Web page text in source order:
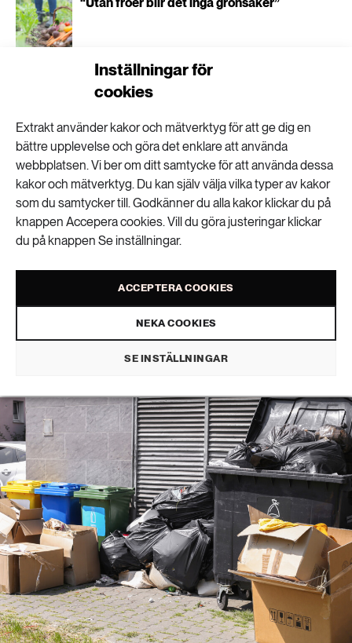
Inställningar för
cookies
Extrakt använder kakor och mätverktyg för att ge dig en
bättre upplevelse och göra det enklare att använda
webbplatsen. Vi ber om ditt samtycke för att använda dessa
kakor och mätverktyg. Du kan själv välja vilka typer av kakor
som du samtycker till. Godkänner du alla kakor klickar du på
knappen Accepera cookies. Vill du göra justeringar klickar
du på knappen Se inställningar.
ACCEPTERA COOKIES
NEKA COOKIES
SE INSTÄLLNINGAR
Malmö först med rådgivning om
Äckelkänslor får oss
att slarva med
sopsorteringen
HÅLLBARA STÄDER